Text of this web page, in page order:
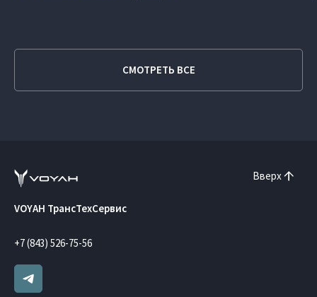
СМОТРЕТЬ ВСЕ
Вверх
VOYAH ТрансТехСервис
+7 (843) 526-75-56